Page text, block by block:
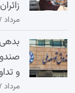
مرداد ۱۷, ۱۴۰۵
و
مرداد ۱۷, ۱۴۰۵